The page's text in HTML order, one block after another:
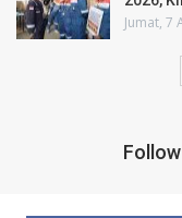
Jumat, 7